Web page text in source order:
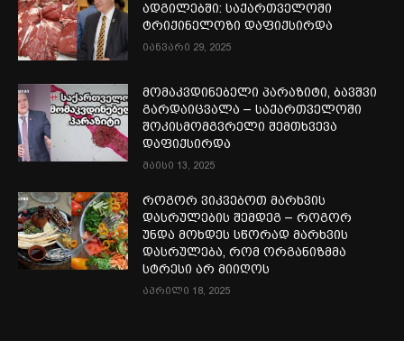
ადგილებში: საქართველოში
ტრიქინელოზი დაფიქსირდა
იანვარი 29, 2025
მომაკვდინებელი პარაზიტი, ბავშვი
გარდაიცვალა – საქართველოში
შოკისმომგვრელი შემთხვევა
დაფიქსირდა
მაისი 13, 2025
როგორ ვიკვებოთ მარხვის
დასრულების შემდეგ – როგორ
უნდა მოხდეს სწორად მარხვის
დასრულება, რომ ორგანიზმმა
სტრესი არ მიიღოს
აპრილი 18, 2025